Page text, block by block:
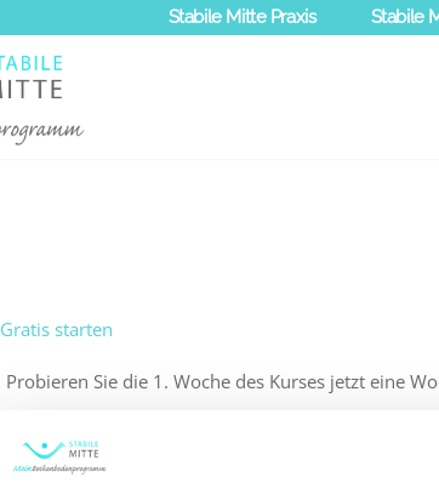
Stabile Mitte Praxis Stabile
Gratis starten
Probieren Sie die 1. Woche des Kurses jetzt eine